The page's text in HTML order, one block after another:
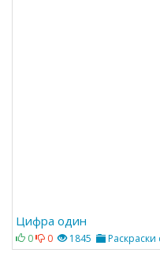
Цифра один
0 0 1845